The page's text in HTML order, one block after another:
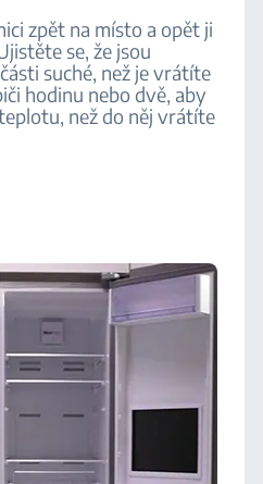
zpět na místo a opět ji
se, že jsou
suché, než je vrátíte
hodinu nebo dvě, aby
než do něj vrátíte